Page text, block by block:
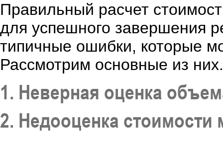
Правильный расчет
для успешного завершения
типичные ошибки, которые
Рассмотрим основные из них.
1. Неверная оценка
2. Недооценка стоимости